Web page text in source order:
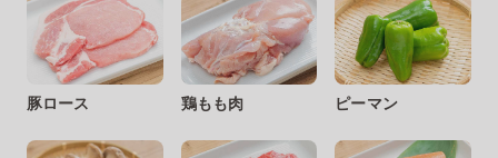
豚ロース 鶏もも肉 ピーマン